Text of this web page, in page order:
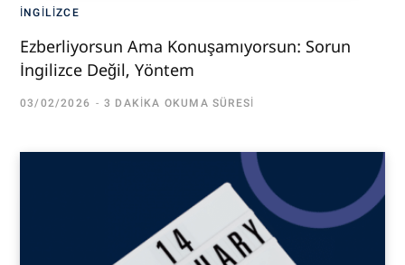
İNGILIZCE
Ezberliyorsun Ama Konuşamıyorsun: Sorun
İngilizce Değil, Yöntem
03/02/2026 3 DAKIKA OKUMA SÜRESI